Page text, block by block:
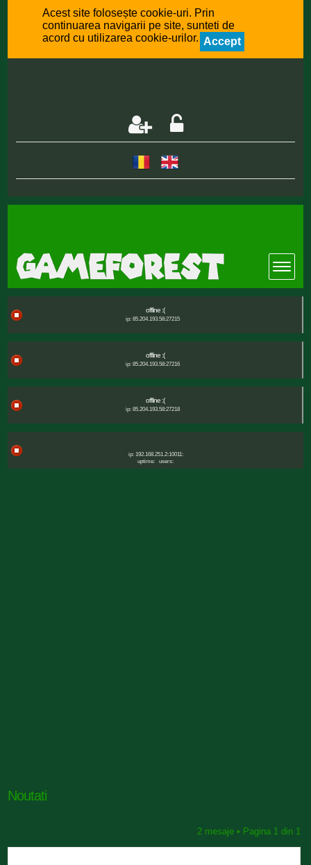
Acest site folosește cookie-uri. Prin
continuarea navigarii pe site, sunteti de
acord cu utilizarea cookie-urilor. Accept
offline :(
ip: 85.204.193.58:27215
offline :(
ip: 85.204.193.58:27216
offline :(
ip: 85.204.193.58:27218
ip: 192.168.251.2:10011:
uptime:
users:
Noutati
2 mesaje • Pagina 1din 1